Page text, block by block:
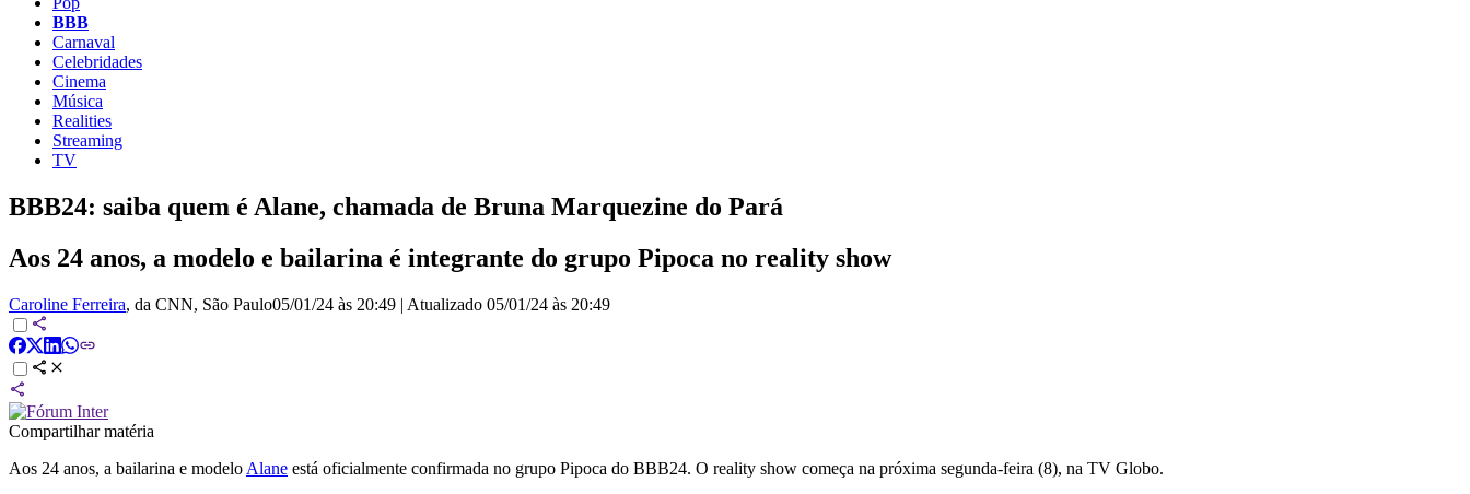
BBB
Carnaval
Celebridades
Cinema
Música
Realities
Streaming
TV
BBB24: saiba quem é Alane, chamada de Bruna Marquezine do Pará
Aos 24 anos, a modelo e bailarina é integrante do grupo Pipoca no reality show
Caroline Ferreira, da CNN, São Paulo05/01/24 às 20:49 | Atualizado 05/01/24 às 20:49
Compartilhar matéria
Aos 24 anos, a bailarina e modelo Alane está oficialmente confirmada no grupo Pipoca do BBB24. O reality show começa na próxima segunda-feira (8), na TV Globo.